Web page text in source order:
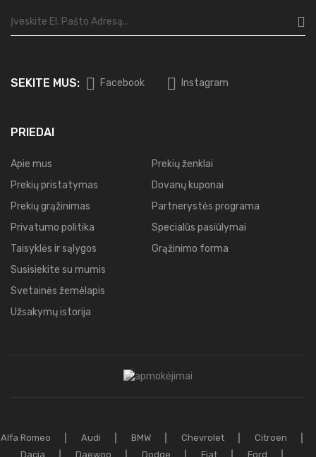
SEKITE MUS: Facebook Instagram
PRIEDAI
Apie mus
Prekių pristatymas
Prekių grąžinimas
Privatumo politika
Taisyklės ir sąlygos
Susisiekite su mumis
Svetainės žemėlapis
Užsakymų istorija
Prekių ženklai
Dovanų kuponai
Partnerystės programa
Specialūs pasiūlymai
Grąžinimo forma
Alfa Romeo Audi BMW Chevrolet
Citroen
Dacia
Daewoo Dodge Fiat Ford